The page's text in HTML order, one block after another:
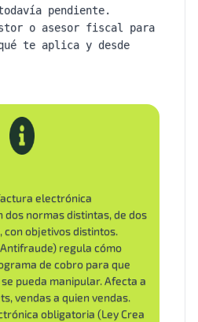
pendiente.
o asesor fiscal para
te aplica y desde
electrónica
dos normas distintas, de dos
con objetivos distintos.
regula cómo
de cobro para que
pueda manipular. Afecta a
vendas a quien vendas.
obligatoria (Ley Crea